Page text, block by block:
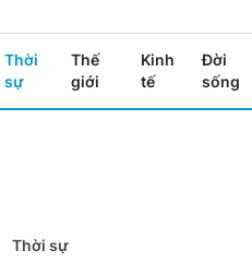
Thời
sự
Thế
giới
Kinh
tế
Đời
sống
Thời sự